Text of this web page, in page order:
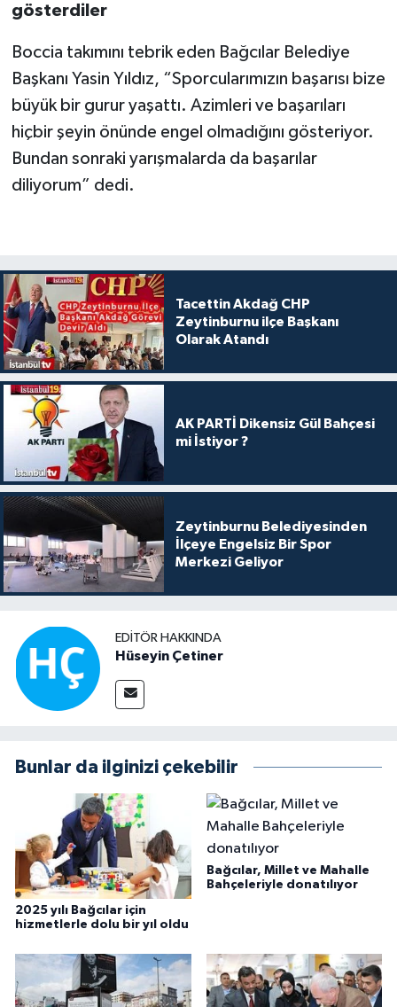
gösterdiler
Boccia takımını tebrik eden Bağcılar Belediye
Başkanı Yasin Yıldız, “Sporcularımızın başarısı bize
büyük bir gurur yaşattı. Azimleri ve başarıları
hiçbir şeyin önünde engel olmadığını gösteriyor.
Bundan sonraki yarışmalarda da başarılar
diliyorum” dedi.
Tacettin Akdağ CHP
Zeytinburnu ilçe Başkanı
Olarak Atandı
AK PARTİ Dikensiz Gül Bahçesi
mi İstiyor ?
Zeytinburnu Belediyesinden
İlçeye Engelsiz Bir Spor
Merkezi Geliyor
EDITÖR HAKKINDA
Hüseyin Çetiner
Bunlar da ilginizi çekebilir
2025 yılı Bağcılar için
hizmetlerle dolu bir yıl oldu
Bağcılar, Millet ve Mahalle
Bahçeleriyle donatılıyor